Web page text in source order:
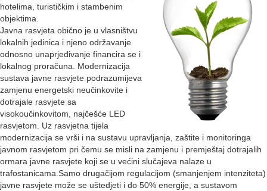
hotelima, turističkim i stambenim
objektima.
Javna rasvjeta obično je u vlasništvu
lokalnih jedinica i njeno održavanje
odnosno unaprjeđivanje financira se i
lokalnog proračuna. Modernizacija
sustava javne rasvjete podrazumijeva
zamjenu energetski neučinkovite i
dotrajale rasvjete sa
visokoučinkovitom, najčešće LED
rasvjetom. Uz rasvjetna tijela
modernizacija se vrši i na sustavu upravljanja, zaštite i monitoringa
javnom rasvjetom pri čemu se misli na zamjenu i premještaj dotrajalih
ormara javne rasvjete koji se u većini slučajeva nalaze u
trafostanicama.Samo drugačijom regulacijom (smanjenjem intenziteta)
javne rasvjete može se uštedjeti i do 50% energije, a sustavom